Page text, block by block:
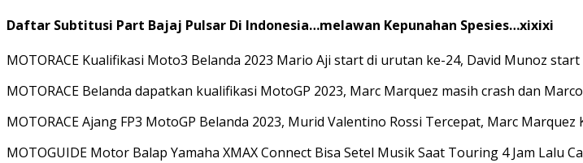
Daftar Subtitusi Part Bajaj Pulsar Di Indonesia…melawan Kepunahan Spesies…xixixi
MOTORACE Kualifikasi Moto3 Belanda 2023 Mario Aji start di urutan ke-24, David Munoz
MOTORACE Belanda dapatkan kualifikasi MotoGP 2023, Marc Marquez masih crash dan
MOTORACE Ajang FP3 MotoGP Belanda 2023, Murid Valentino Rossi Tercepat, Marc Marquez
MOTOGUIDE Motor Balap Yamaha XMAX Connect Bisa Setel Musik Saat Touring 4 Jam Lalu